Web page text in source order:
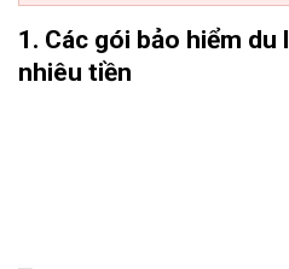
1. Các gói bảo hiểm
nhiêu tiền